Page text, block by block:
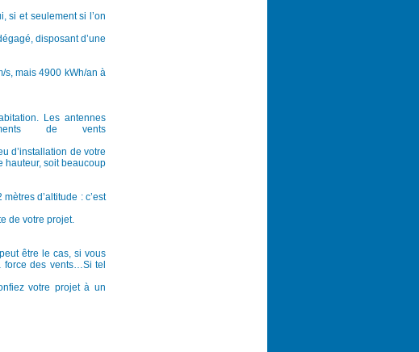
si et seulement si l’on
disposant d’une
s, mais 4900 kWh/an à
Les antennes
de vents
d’installation de votre
hauteur, soit beaucoup
d’altitude : c’est
de votre projet.
être le cas, si vous
force des vents…Si tel
votre projet à un